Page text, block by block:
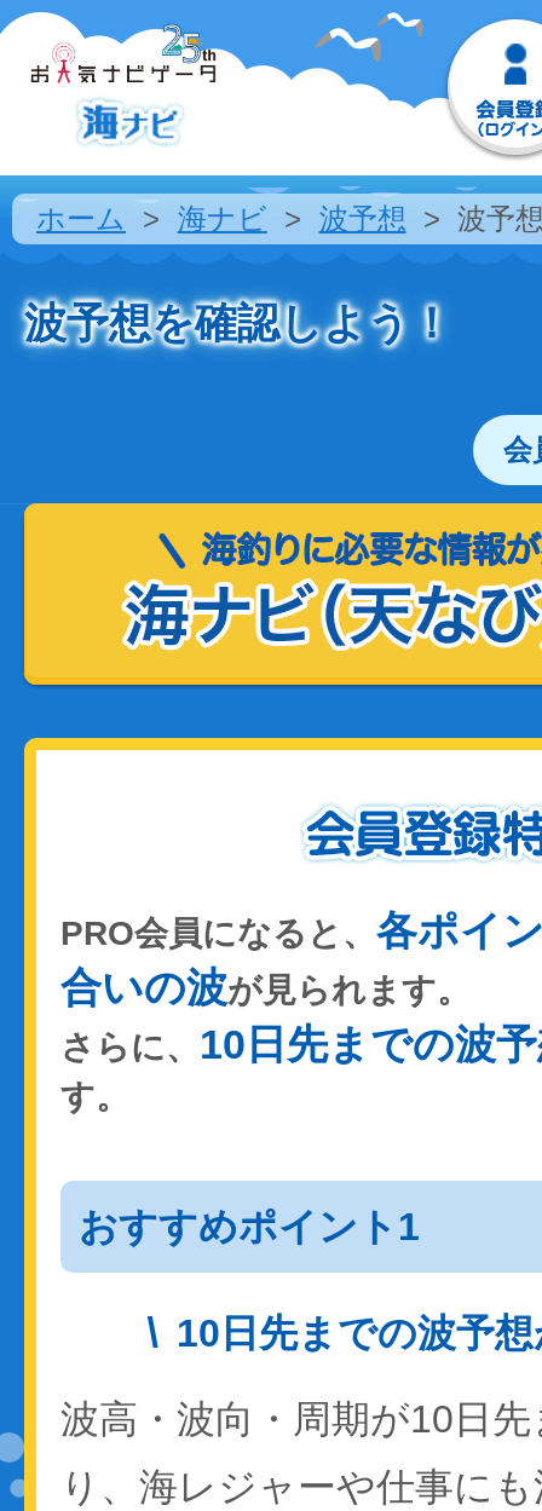
ホーム 海ナビ 波予想 波予
波予想を確認しよう！
会
PRO会員になると、 各ポイ
合いの波が見られます。
さらに、 10日先までの波
す。
おすすめポイント1
10日先までの波予
波高・波向・周期が10日
り、海レジャーや仕事に